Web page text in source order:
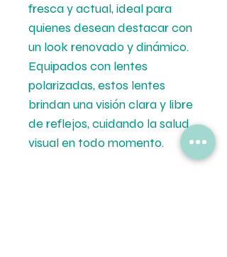
fresca y actual, ideal para
quienes desean destacar con
un look renovado y dinámico.
Equipados con lentes
polarizadas, estos lentes
brindan una visión clara y libre
de reflejos, cuidando la salud
visual en todo momento.